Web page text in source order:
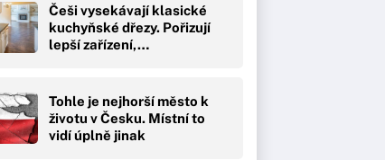
Češi vysekávají klasické
kuchyňské dřezy. Pořizují
lepší zařízení,…
Tohle je nejhorší město k
životu v Česku. Místní to
vidí úplně jinak